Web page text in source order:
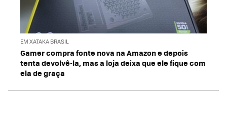
EM XATAKA BRASIL
Gamer compra fonte nova na Amazon e depois
tenta devolvê-la, mas a loja deixa que ele fique com
ela de graça